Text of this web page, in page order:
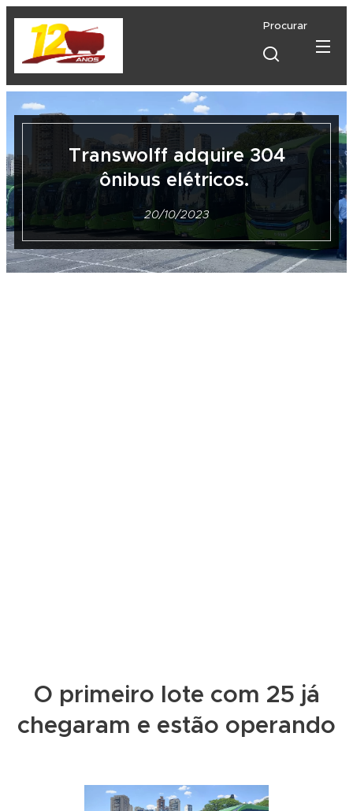
Procurar
Transwolff adquire 304
ônibus elétricos.
20/10/2023
O primeiro lote com 25 já
chegaram e estão operando